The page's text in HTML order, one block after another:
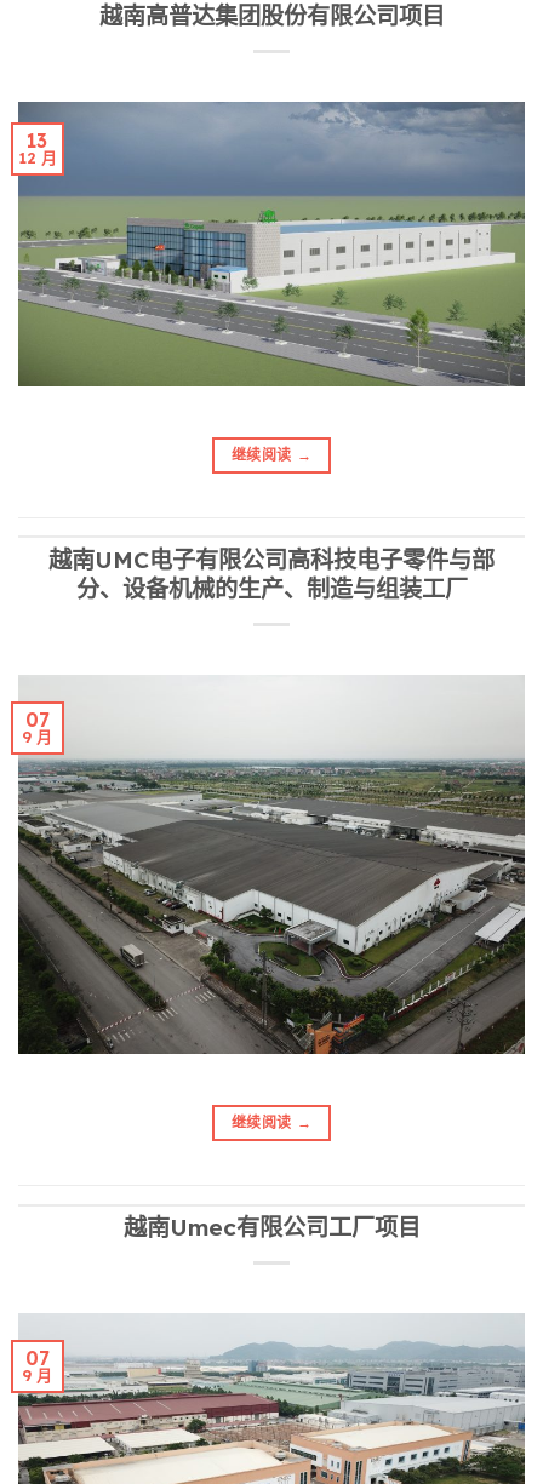
越南高普达集团股份有限公司项目
13
12 月
继续阅读 →
越南UMC电子有限公司高科技电子零件与部
分、设备机械的生产、制造与组装工厂
07
9 月
继续阅读 →
越南Umec有限公司工厂项目
07
9 月